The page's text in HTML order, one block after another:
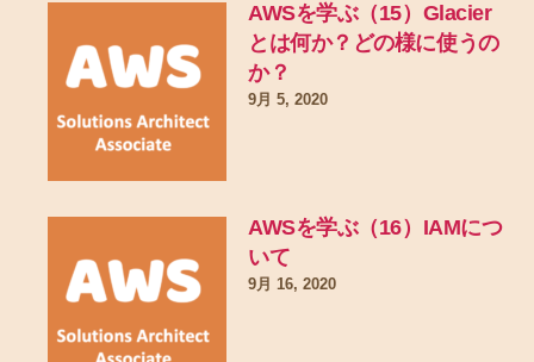
AWSを学ぶ（15）Glacier
とは何か？どの様に使うの
か？
9月 5, 2020
AWSを学ぶ（16）IAMにつ
いて
9月 16, 2020